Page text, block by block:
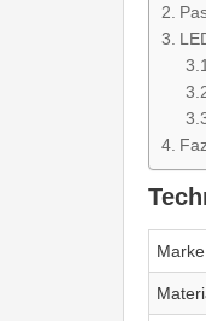
Marke